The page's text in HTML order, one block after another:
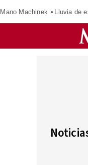
Mano Machinek Lluvia de